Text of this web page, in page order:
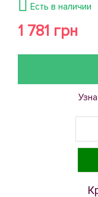
Есть в наличии
1 781 грн